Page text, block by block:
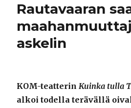
Rautavaaran
askelin
KOM-teatterinKuinka tulla
alkoi todella terävällä